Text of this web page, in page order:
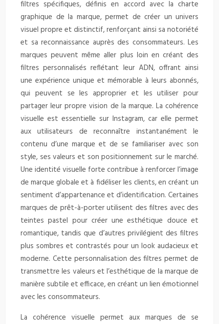
filtres spécifiques, définis en accord avec la charte
graphique de la marque, permet de créer un univers
visuel propre et distinctif, renforçant ainsi sa notoriété
et sa reconnaissance auprès des consommateurs. Les
marques peuvent même aller plus loin en créant des
filtres personnalisés reflétant leur ADN, offrant ainsi
une expérience unique et mémorable à leurs abonnés,
qui peuvent se les approprier et les utiliser pour
partager leur propre vision de la marque. La cohérence
visuelle est essentielle sur Instagram, car elle permet
aux utilisateurs de reconnaître instantanément le
contenu d’une marque et de se familiariser avec son
style, ses valeurs et son positionnement sur le marché.
Une identité visuelle forte contribue à renforcer l’image
de marque globale et à fidéliser les clients, en créant un
sentiment d’appartenance et d’identification. Certaines
marques de prêt-à-porter utilisent des filtres avec des
teintes pastel pour créer une esthétique douce et
romantique, tandis que d’autres privilégient des filtres
plus sombres et contrastés pour un look audacieux et
moderne. Cette personnalisation des filtres permet de
transmettre les valeurs et l’esthétique de la marque de
manière subtile et efficace, en créant un lien émotionnel
avec les consommateurs.
La cohérence visuelle permet aux marques de se